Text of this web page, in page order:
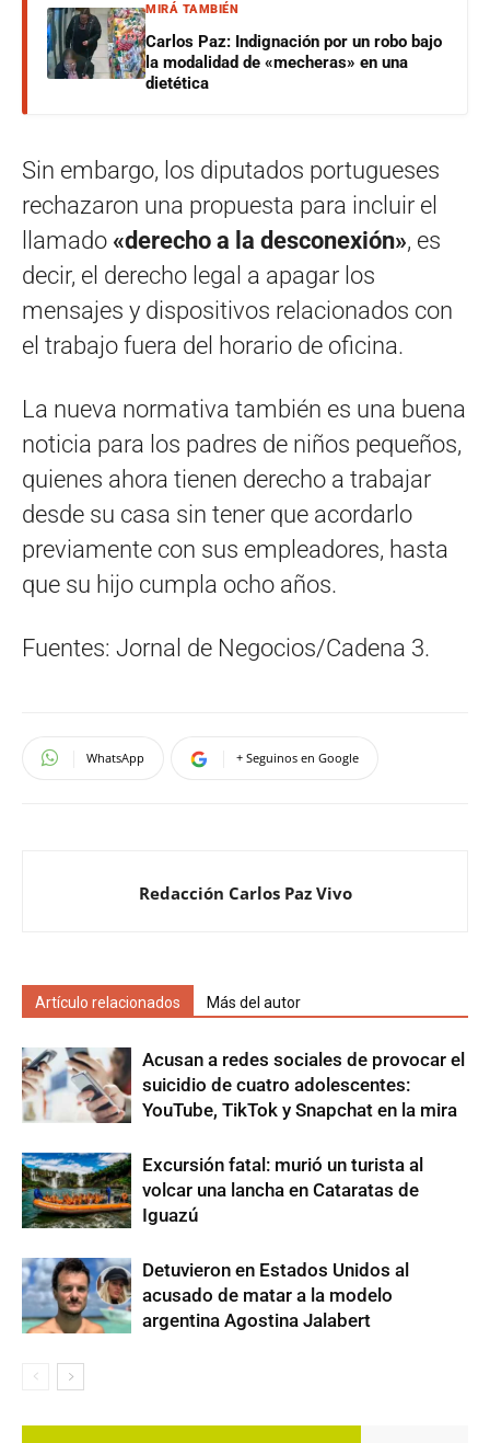
MIRÁ TAMBIÉN
Carlos Paz: Indignación por un robo bajo
la modalidad de «mecheras» en una
dietética
Sin embargo, los diputados portugueses
rechazaron una propuesta para incluir el
llamado «derecho a la desconexión», es
decir, el derecho legal a apagar los
mensajes y dispositivos relacionados con
el trabajo fuera del horario de oficina.
La nueva normativa también es una buena
noticia para los padres de niños pequeños,
quienes ahora tienen derecho a trabajar
desde su casa sin tener que acordarlo
previamente con sus empleadores, hasta
que su hijo cumpla ocho años.
Fuentes: Jornal de Negocios/Cadena 3.
WhatsApp + Seguinos en Google
Redacción Carlos Paz Vivo
Artículo relacionados Más del autor
Acusan a redes sociales de provocar el
suicidio de cuatro adolescentes:
YouTube, TikTok y Snapchat en la mira
Excursión fatal: murió un turista al
volcar una lancha en Cataratas de
Iguazú
Detuvieron en Estados Unidos al
acusado de matar a la modelo
argentina Agostina Jalabert